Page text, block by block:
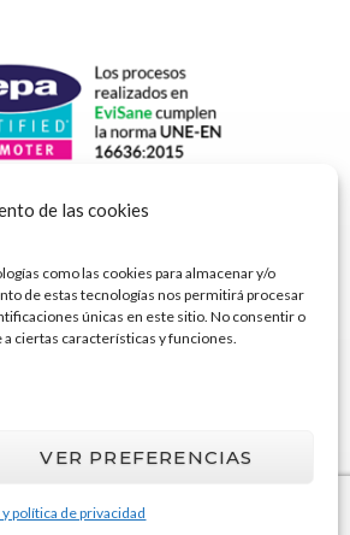
de las cookies
como las cookies para almacenar y/o
de estas tecnologías nos permitirá procesar
únicas en este sitio. No consentir o
ciertas características y funciones.
VER PREFERENCIAS
política de privacidad